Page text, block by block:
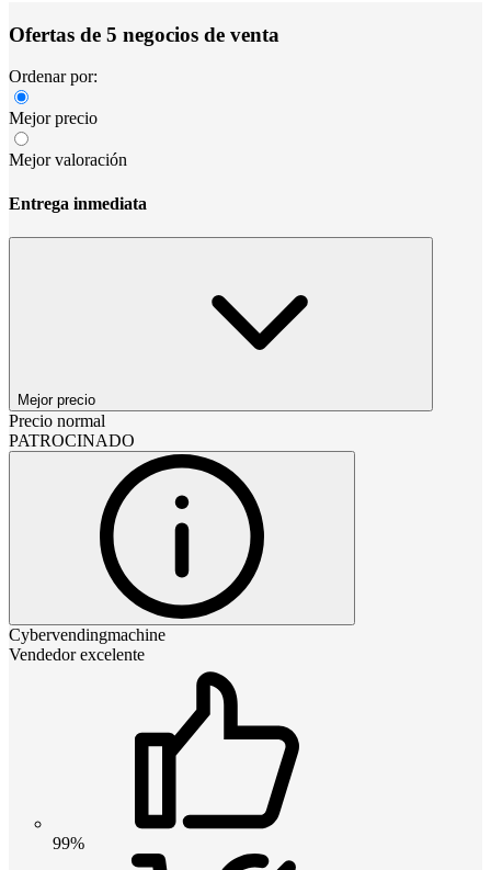
Ofertas de 5 negocios de venta
Ordenar por:
Mejor precio
Mejor valoración
Entrega inmediata
Mejor precio
Precio normal
PATROCINADO
Cybervendingmachine
Vendedor excelente
99%